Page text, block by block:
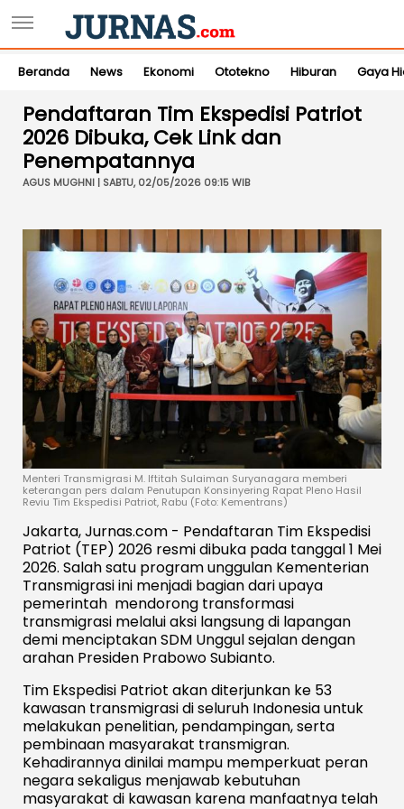
Beranda News Ekonomi Ototekno Hiburan Gaya
Pendaftaran Tim Ekspedisi Patriot
2026 Dibuka, Cek Link dan
Penempatannya
AGUS MUGHNI | SABTU, 02/05/2026 09:15 WIB
Menteri Transmigrasi M. Iftitah Sulaiman Suryanagara memberi
keterangan pers dalam Penutupan Konsinyering Rapat Pleno Hasil
Reviu Tim Ekspedisi Patriot, Rabu (Foto: Kementrans)
Jakarta, Jurnas.com - Pendaftaran Tim Ekspedisi
Patriot (TEP) 2026 resmi dibuka pada tanggal 1 Mei
2026. Salah satu program unggulan Kementerian
Transmigrasi ini menjadi bagian dari upaya
pemerintah mendorong transformasi
transmigrasi melalui aksi langsung di lapangan
demi menciptakan SDM Unggul sejalan dengan
arahan Presiden Prabowo Subianto.
Tim Ekspedisi Patriot akan diterjunkan ke 53
kawasan transmigrasi di seluruh Indonesia untuk
melakukan penelitian, pendampingan, serta
pembinaan masyarakat transmigran.
Kehadirannya dinilai mampu memperkuat peran
negara sekaligus menjawab kebutuhan
masyarakat di kawasan karena manfaatnya telah